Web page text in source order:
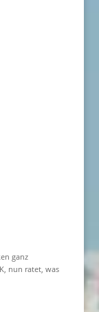
ganz
nun ratet, was